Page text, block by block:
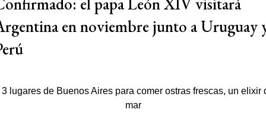
en noviembre junto a Uruguay